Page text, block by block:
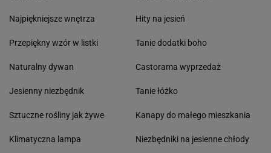
Najpiękniejsze wnętrza
Przepiękny wzór w listki
Naturalny dywan
Jesienny niezbędnik
Sztuczne rośliny jak żywe
Klimatyczna lampa
Hity na jesień
Tanie dodatki boho
Castorama wyprzedaż
Tanie łóżko
Kanapy do małego mieszkania
Niezbędniki na jesienne chłody